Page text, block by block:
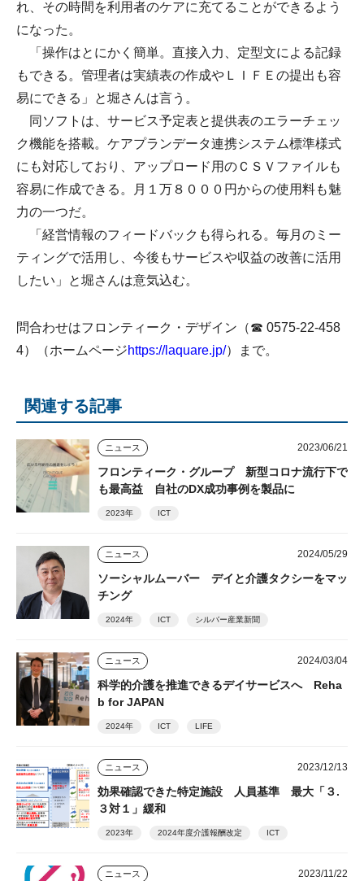
れ、その時間を利用者のケアに充てることができるよう
になった。
「操作はとにかく簡単。直接入力、定型文による記録
もできる。管理者は実績表の作成やＬＩＦＥの提出も容
易にできる」と堀さんは言う。
同ソフトは、サービス予定表と提供表のエラーチェッ
ク機能を搭載。ケアプランデータ連携システム標準様式
にも対応しており、アップロード用のＣＳＶファイルも
容易に作成できる。月１万８０００円からの使用料も魅
力の一つだ。
「経営情報のフィードバックも得られる。毎月のミー
ティングで活用し、今後もサービスや収益の改善に活用
したい」と堀さんは意気込む。
問合わせはフロンティーク・デザイン（☎ 0575-22-458
4）（ホームページhttps://laquare.jp/）まで。
関連する記事
ニュース 2023/06/21
フロンティーク・グループ 新型コロナ流行下で
も最高益 自社のDX成功事例を製品に
2023年 ICT
ニュース 2024/05/29
ソーシャルムーバー デイと介護タクシーをマッ
チング
2024年 ICT シルバー産業新聞
ニュース 2024/03/04
科学的介護を推進できるデイサービスへ Reha
b for JAPAN
2024年 ICT LIFE
ニュース 2023/12/13
効果確認できた特定施設 人員基準 最大「３.
３対１」緩和
2023年 2024年度介護報酬改定 ICT
ニュース 2023/11/22